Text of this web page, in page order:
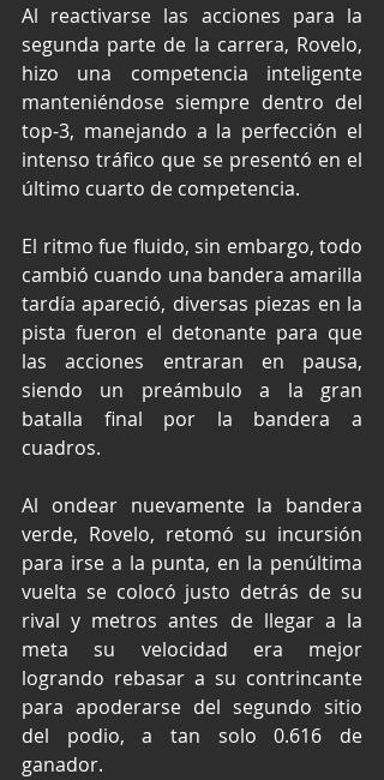
Al reactivarse las acciones para la
segunda parte de la carrera, Rovelo,
hizo una competencia inteligente
manteniéndose siempre dentro del
top-3, manejando a la perfección el
intenso tráfico que se presentó en el
último cuarto de competencia.
El ritmo fue fluido, sin embargo, todo
cambió cuando una bandera amarilla
tardía apareció, diversas piezas en la
pista fueron el detonante para que
las acciones entraran en pausa,
siendo un preámbulo a la gran
batalla final por la bandera a
cuadros.
Al ondear nuevamente la bandera
verde, Rovelo, retomó su incursión
para irse a la punta, en la penúltima
vuelta se colocó justo detrás de su
rival y metros antes de llegar a la
meta su velocidad era mejor
logrando rebasar a su contrincante
para apoderarse del segundo sitio
del podio, a tan solo 0.616 de
ganador.